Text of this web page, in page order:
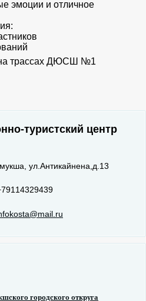
эмоции и отличное
трассах ДЮСШ №1
туристский центр
ул.Антикайнена,д.13
городского откруга